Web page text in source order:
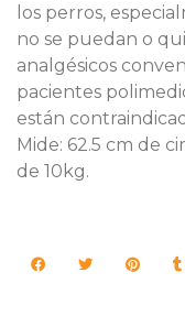
los perros,
no se puedan o
analgésicos
pacientes
están
Mide: 62.5 cm de
de 10kg.